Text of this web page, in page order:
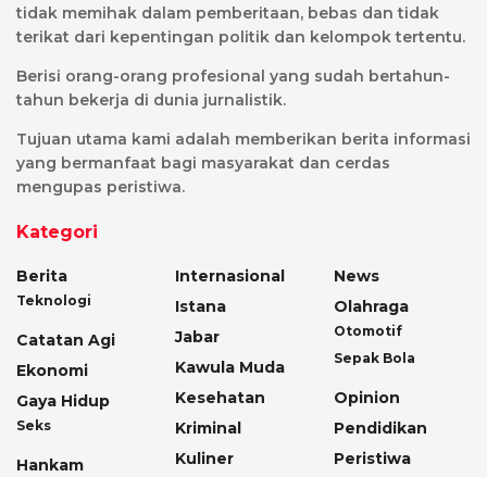
tidak memihak dalam pemberitaan, bebas dan tidak
terikat dari kepentingan politik dan kelompok tertentu.
Berisi orang-orang profesional yang sudah bertahun-
tahun bekerja di dunia jurnalistik.
Tujuan utama kami adalah memberikan berita informasi
yang bermanfaat bagi masyarakat dan cerdas
mengupas peristiwa.
Kategori
Berita
Teknologi
Catatan Agi
Ekonomi
Gaya Hidup
Seks
Hankam
Internasional
Istana
Jabar
Kawula Muda
Kesehatan
Kriminal
Kuliner
News
Olahraga
Otomotif
Sepak Bola
Opinion
Pendidikan
Peristiwa